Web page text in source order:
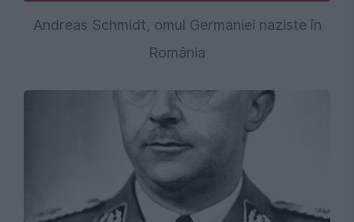
Andreas Schmidt, omul Germaniei naziste în
România